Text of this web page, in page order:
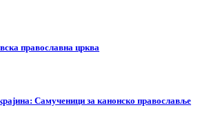
православна црква
Самученици за канонско православље